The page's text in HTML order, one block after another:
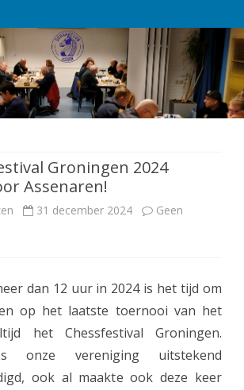
de
inhoud
Groningen 2024
Assenaren!
31 december 2024
Geen
dan 12 uur in 2024 is het tijd om
op het laatste toernooi van het
het Chessfestival Groningen.
onze vereniging uitstekend
ook al maakte ook deze keer